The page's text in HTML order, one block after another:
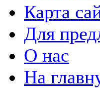
Карта
Для
О нас
На